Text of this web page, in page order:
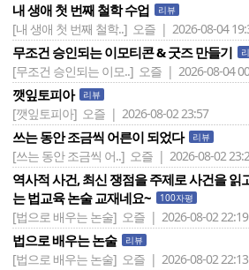
내 생애 첫 번째 철학 수업 리뷰
[내 생애 첫 번째 철학..] 오즐 | 2026-08-04
무조건 승인되는 이모티콘 & 굿즈 만들기
[무조건 승인되는 이모..] 오즐 | 2026-08-04
깻잎토피아 리뷰
[깻잎토피아] 오즐 | 2026-08-02 23:57
쓰는 동안 조금씩 어른이 되었다 리뷰
[쓰는 동안 조금씩 어..] 오즐 | 2026-08-02
역사적 사건, 최신 쟁점을 주제로 사건을 읽
는 법교육 논술 교재네요~
100자평
[법으로 배우는 논술] 오즐 | 2026-08-02 22:19
법으로 배우는 논술 리뷰
[법으로 배우는 논술] 오즐 | 2026-08-02 22:13